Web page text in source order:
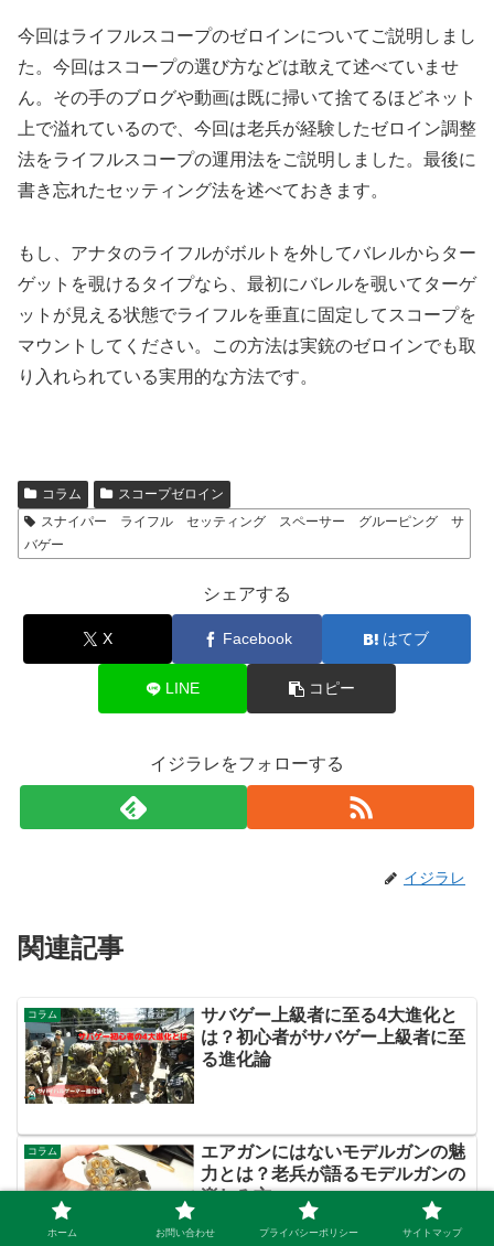
今回はライフルスコープのゼロインについてご説明しまし
た。今回はスコープの選び方などは敢えて述べていませ
ん。その手のブログや動画は既に掃いて捨てるほどネット
上で溢れているので、今回は老兵が経験したゼロイン調整
法をライフルスコープの運用法をご説明しました。最後に
書き忘れたセッティング法を述べておきます。
もし、アナタのライフルがボルトを外してバレルからター
ゲットを覗けるタイプなら、最初にバレルを覗いてターゲ
ットが見える状態でライフルを垂直に固定してスコープを
マウントしてください。この方法は実銃のゼロインでも取
り入れられている実用的な方法です。
コラム
スコープゼロイン
スナイパー ライフル セッティング スペーサー グルーピング サ
バゲー
シェアする
X Facebook はてブ
LINE コピー
イジラレをフォローする
イジラレ
関連記事
コラム
サバゲー上級者に至る4大進化と
は？初心者がサバゲー上級者に至
る進化論
コラム
エアガンにはないモデルガンの魅
力とは？老兵が語るモデルガンの
楽しみ方
ホーム お問い合わせ プライバシーポリシー サイトマップ